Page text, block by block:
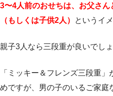
3〜4人前のおせちは、お父さ
（もしくは子供2人）
というイ
親子3人なら三段重が良いでしょ
「ミッキー＆フレンズ三段重
めですが、男の子のいるご家庭